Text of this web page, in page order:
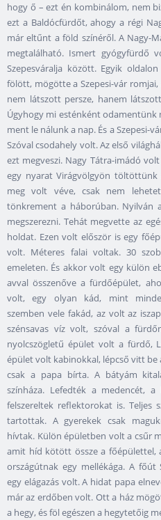
hogy ő – ezt én kombinálom, nem
ezt a Baldócfürdőt, ahogy a régi
már eltűnt a föld színéről. A Nagy-
megtalálható. Ismert gyógyfürdő
Szepesváralja között. Egyik
fölött, mögötte a Szepesi-vár
nem látszott persze, hanem
Úgyhogy mi esténként
ment le nálunk a nap. És a Szepesi-
Szóval csodahely volt. Az első
ezt megveszi. Nagy Tátra-imádó
egy nyarat Virágvölgyön
meg volt véve, csak nem
tönkrement a háborúban. Nyilván
megszerezni. Tehát megvette az
holdat. Ezen volt először is egy
volt. Méteres falai voltak. 30
emeleten. És akkor volt egy külön
avval összenőve a fürdőépület,
volt, egy olyan kád, mint
szemben vele fakád, az volt az
szénsavas víz volt, szóval a
nyolcszögletű épület volt a fürdő,
épület volt kabinokkal, lépcső vitt be
csak a papa bírta. A bátyám
színháza. Lefedték a medencét,
felszereltek reflektorokat is. Teljes
tartottak. A gyerekek csak
hívtak. Külön épületben volt a csűr
amit híd kötött össze a főépülettel,
országútnak egy mellékága. A főút
egy elágazás volt. A hidat papa
már az erdőben volt. Ott a ház
a hegy, és föl egészen a hegytetőig